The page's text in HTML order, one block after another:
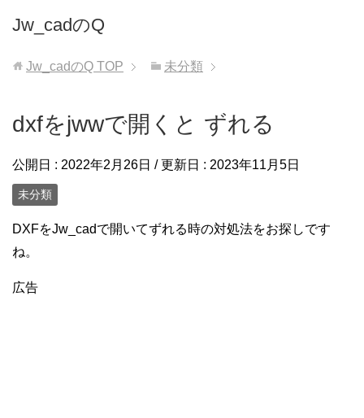
Jw_cadのQ
Jw_cadのQ TOP 未分類
dxfをjwwで開くと ずれる
公開日 : 2022年2月26日 / 更新日 : 2023年11月5日
未分類
DXFをJw_cadで開いてずれる時の対処法をお探しです
ね。
広告